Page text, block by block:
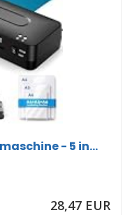
- 5 in...
28,47 EUR